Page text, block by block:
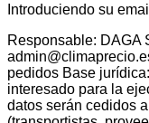
Introduciendo su
Responsable: DAGA
pedidos Base
interesado para la
datos serán cedidos